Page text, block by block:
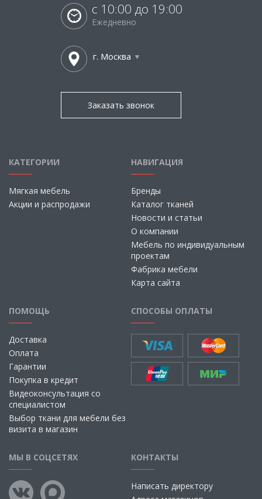
с 10:00 до 19:00
Ежедневно
г. Москва
Заказать звонок
КАТЕГОРИИ
Мягкая мебель
Акции и распродажи
НАВИГАЦИЯ
Бренды
Каталог тканей
Новости и статьи
О компании
Мебель по индивидуальным
проектам
Фабрика мебели
Карта сайта
ПОМОЩЬ
Доставка
Оплата
Гарантии
Покупка в кредит
Видеоконсультация со
специалистом
Выбор ткани для мебели без
визита в магазин
СПОСОБЫ ОПЛАТЫ
МЫ В СОЦСЕТЯХ КОНТАКТЫ
Написать директору